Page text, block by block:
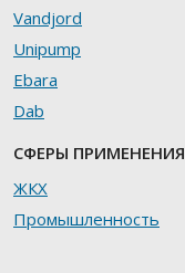
Vandjord
Unipump
Ebara
Dab
СФЕРЫ ПРИМЕНЕНИЯ
ЖКХ
Промышленность